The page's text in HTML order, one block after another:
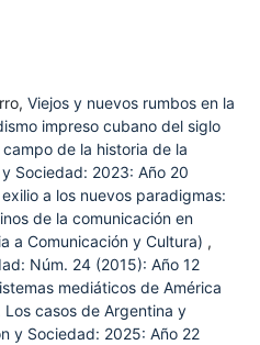
Viejos y nuevos rumbos en la
impreso cubano del siglo
de la historia de la
Sociedad: 2023: Año 20
exilio a los nuevos paradigmas:
de la comunicación en
a Comunicación y Cultura) ,
Núm. 24 (2015): Año 12
mediáticos de América
casos de Argentina y
y Sociedad: 2025: Año 22